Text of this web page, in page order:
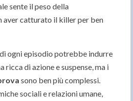
sente il peso della
aver catturato il killer per ben
ogni episodio potrebbe indurre
ricca di azione e suspense, ma i
sono ben più complessi.
sociali e relazioni umane,